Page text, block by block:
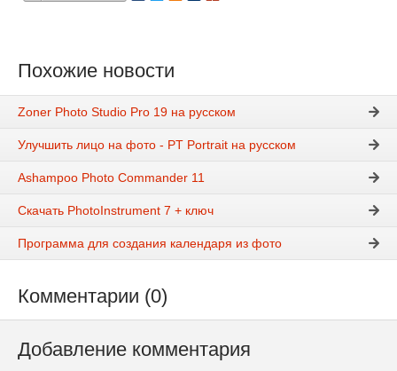
Похожие новости
Zoner Photo Studio Pro 19 на русском
Улучшить лицо на фото - PT Portrait на русском
Ashampoo Photo Commander 11
Скачать PhotoInstrument 7 + ключ
Программа для создания календаря из фото
Комментарии (0)
Добавление комментария